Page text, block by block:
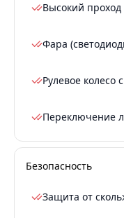
Высокий проход
Фара
Рулевое колесо
Переключение
Безопасность
Защита от